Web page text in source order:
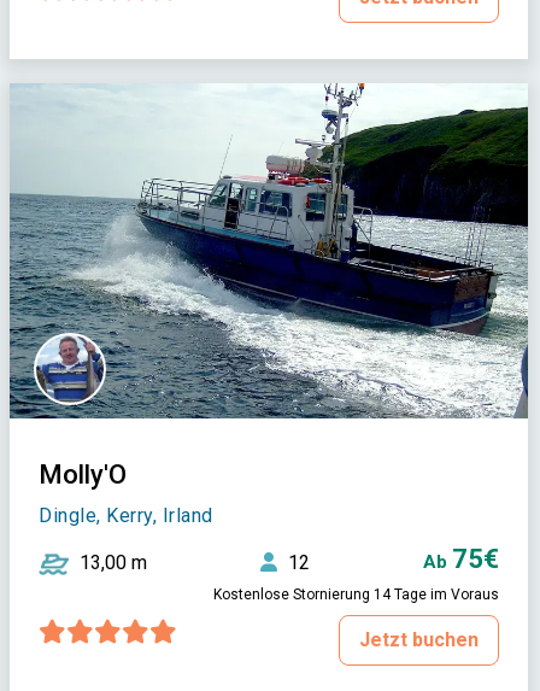
Molly'O
Dingle, Kerry, Irland
13,00 m 12 Ab 75€
Kostenlose Stornierung 14 Tage im Voraus
Jetzt buchen